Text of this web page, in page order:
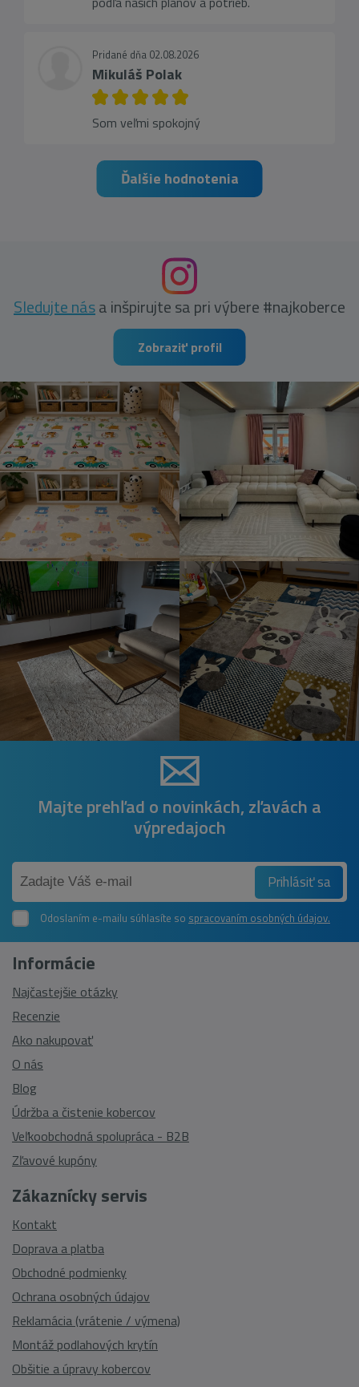
Pridané dňa 02.08.2026
Mikuláš Polak
Som veľmi spokojný
Ďalšie hodnotenia
Sledujte nása inšpirujte sa pri výbere #najkoberce
Zobraziť profil
Majte prehľad o novinkách, zľavách a
výpredajoch
Prihlásiť sa
Odoslaním e-mailu súhlasíte so spracovaním osobných údajov.
Zákaznícky servis
Kontakt
Doprava a platba
Obchodné podmienky
Ochrana osobných údajov
Reklamácia (vrátenie / výmena)
Montáž podlahových krytín
Obšitie a úpravy kobercov
Informácie
Najčastejšie otázky
Recenzie
Ako nakupovať
O nás
Blog
Údržba a čistenie kobercov
Veľkoobchodná spolupráca - B2B
Zľavové kupóny